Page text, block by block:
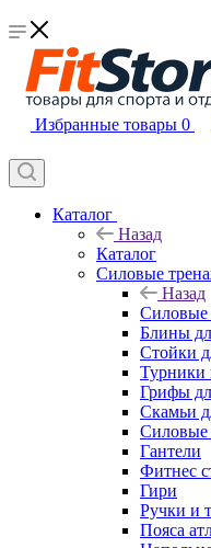
Избранные товары 0
Каталог
Назад
Каталог
Силовые
Назад
Силовые
Блины
Стойки
Турники
Грифы
Скамьи
Силовые
Гантели
Фитнес
Гири
Ручки и
Пояса